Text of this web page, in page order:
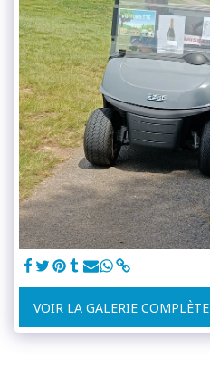
VOIR LA GALERIE COMPLÈTE